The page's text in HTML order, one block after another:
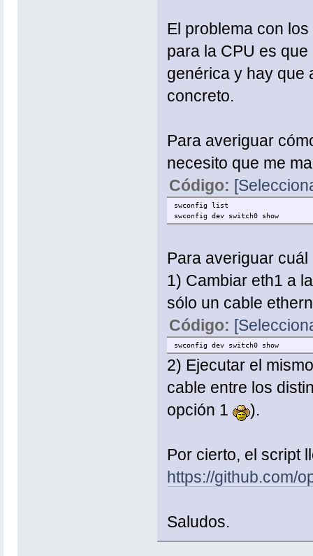
El problema con
para la CPU es
genérica y hay que
concreto.
Para averiguar
necesito que me
Código:
swconfig list
swconfig dev switch0 show
Para averiguar
1) Cambiar eth1 a
sólo un cable
Código:
swconfig dev switch0 show
2) Ejecutar el
cable entre los
opción 1
).
Por cierto, el script
https://github.com/
Saludos.